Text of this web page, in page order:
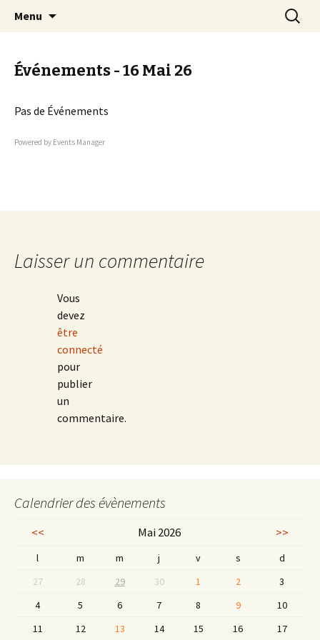
Quetigny Cyclotourisme
EN VELO, TOUT EST PLUS BEAU !
Menu
Événements - 16 Mai 26
Pas de Événements
Powered by Events Manager
Laisser un commentaire
Vous
devez
être
connecté
pour
publier
un
commentaire.
Calendrier des évènements
<< Mai 2026 >>
l m m j v s
d
27
28 29 30 1 2
3
4
5 6 7 8 9
10
11
12 13 14 15 16 17